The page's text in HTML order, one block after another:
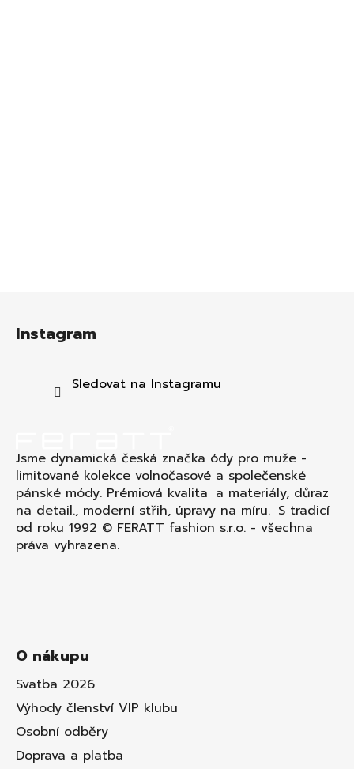
Instagram
Sledovat na Instagramu
Jsme dynamická česká značka ódy pro muže -
limitované kolekce volnočasové a společenské
pánské módy. Prémiová kvalita a materiály, důraz
na detail., moderní střih, úpravy na míru. S tradicí
od roku 1992 © FERATT fashion s.r.o. - všechna
práva vyhrazena.
O nákupu
Svatba 2026
Výhody členství VIP klubu
Osobní odběry
Doprava a platba